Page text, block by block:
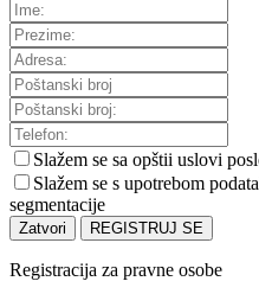
Slažem se sa opštii uslovi
Slažem se s upotrebom
segmentacije
Zatvori REGISTRUJ SE
Registracija za pravne osobe